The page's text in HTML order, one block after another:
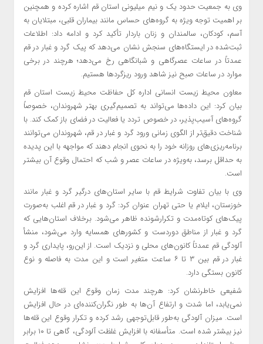
وی به جمعیت حدود یک و نیم میلیونی استان قم اشاره کرده و همچنین
بر اهمیت توجه ویژه به گروه‌های حساس مانند بیماران قلبی، مبتلایان به
آسم، کودکان، سالمندان و زنان باردار تأکید کرد و ادامه داد: اطلاعات
ثبت‌شده در ایستگاه‌های سنجش نشان می‌دهد که پیک گرد و غبار در قم
عمدتاً در ساعات عصرگاهی و شبانگاهی رخ می‌دهد؛ هرچند در برخی
موارد در ساعات صبح نیز شاهد ورود ریزگردها هستیم.
معاون محیط زیست انسانی اداره کل حفاظت محیط زیست استان قم
بیان کرد: این داده‌ها می‌تواند به تصمیم‌گیری بهتر شهروندان، خصوصاً
گروه‌های آسیب‌پذیر، در خصوص تردد یا فعالیت در فضای باز کمک کند. با
شناخت دقیق‌تر از الگوی زمانی ورود گرد و غبار در قم، شهروندان می‌توانند
برنامه‌ریزی‌های روزانه خود را به نحوی انجام دهند که مواجهه با این پدیده
به حداقل برسد، به‌ویژه در ساعات عصر و شب که احتمال وقوع آن بیشتر
است.
وی با بیان تفاوت شرایط قم با سایر استان‌های درگیر گرد و غبار مانند
خوزستان، ایلام یا حتی تهران عنوان کرد: گرد و غبار در قم اغلب به‌صورت
پیک‌های کوتاه‌مدت و تکرارشونده ظاهر می‌شود. برخلاف استان‌هایی که
گرد و غبار از مناطق دوردست و کشورهای همسایه وارد می‌شود، منشأ
آلودگی قم عمدتاً کانون‌های محلی و نزدیک است. از این‌رو، پایداری گرد و
غبار در قم بین ۳ تا ۶ ساعت متغیر است و این مدت به فاصله و نوع
کانون بستگی دارد.
شفیعی خاطرنشان کرد: هرچند مدت زمان وقوع این قله‌ها افزایش
نمی‌یابد، اما شدت و ارتفاع آن‌ها به طور نگران‌کننده‌ای در حال افزایش
است. میزان آلودگی به‌طور قابل‌توجهی رشد کرده و تکرار وقوع این قله‌ها
نیز بیشتر شده است. متأسفانه با افزایش غلظت آلودگی، گاهی تا ۱۰ برابر